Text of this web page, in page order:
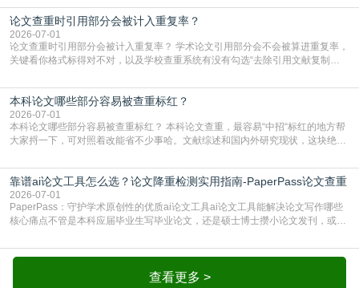
真的太亏。提前做AIGC检测，已经成了很多过来人交稿前必做的一步。为什么
AIGC检测成了论文答辩投稿前的必备项？可能还有不少人觉得，我就用AI搭了个
框架，内容都是自己写的，至于做AIG
论文查重时引用部分会被计入重复率？
2026-07-01
论文查重时引用部分会被计入重复率？ 学术论文引用部分会不会被算进重复率，
关键看你格式标得对不对，以及学校查重系统有没有勾选“去除引用文献复制
独占一行，每条文献用[1][2]方括号编号、与正文一一对应，著录项符合GB/T
7714（作者、题名、刊名、年、卷期、页码齐全，标点用半角）；查重系统识别
成功后通常把这段标为引用，
本科论文哪些部分容易被查重标红？
2026-07-01
本科论文哪些部分容易被查重标红？ 本科论文查重，最容易“中招“标红的地方帮
大家捋一下，可对照着改能省不少事哈。文献综述和国内外研究现状，这块绝对
乎一模一样的话，你要是直接复制百度百科、教材或别人写好的综述段落，系统
一抓一个准，整段飘红。研究背景、意义和方法描述也是不可避免，比如“本文采
用问卷调查法““运用SPSS软件进行数据分
靠谱ai论文工具怎么选？论文降重检测实用指南-PaperPass论文查重
2026-07-01
PaperPass：守护学术原创性的优质ai论文工具ai论文工具能解决论文写作哪些
核心痛点不管是本科应届毕业生写毕业论文，还是硕士博士攒小论文发刊，或是
自己逐句读逐句改，熬好几个大夜不说，还经常改不到点上，交上去才发现重复
率超标，再返工太折腾。现在有了成熟的ai论文工具，这些痛点基本都能高效解
决。靠谱的ai论文工具，不止能帮你梳查看更多 >